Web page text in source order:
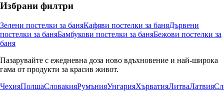
Избрани филтри
Зелени постелки за баняКафяви постелки за баняДървени
постелки за баняБамбукови постелки за баняБежови постелки за
баня
Пазарувайте с ежедневна доза ново вдъхновение и най-широка
гама от продукти за красив живот.
ЧехияПолшаСловакияРумънияУнгарияХърватияЛитваЛатвия